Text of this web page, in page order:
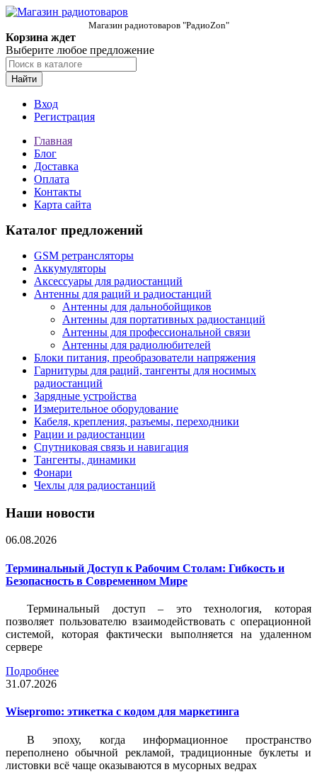
Магазин радиотоваров "РадиоZon"
Корзина ждет
Выберите любое предложение
Найти
Вход
Регистрация
Главная
Блог
Доставка
Оплата
Контакты
Карта сайта
Каталог предложений
GSM ретрансляторы
Аккумуляторы
Аксессуары для радиостанций
Антенны для раций и радиостанций
Антенны для дальнобойщиков
Антенны для портативных радиостанций
Антенны для профессиональной связи
Антенны для радиолюбителей
Блоки питания, преобразователи напряжения
Гарнитуры для раций, тангенты для носимых
радиостанций
Зарядные устройства
Измерительное оборудование
Кабеля, крепления, разъемы, переходники
Рации и радиостанции
Спутниковая связь и навигация
Тангенты, динамики
Фонари
Чехлы для радиостанций
Наши новости
06.08.2026
Терминальный Доступ к Рабочим Столам: Гибкость и
Безопасность в Современном Мире
Терминальный доступ – это технология, которая
позволяет пользователю взаимодействовать с операционной
системой, которая фактически выполняется на удаленном
сервере
Подробнее
31.07.2026
Wisepromo: этикетка c кодом для маркетинга
В эпоху, когда информационное пространство
переполнено обычной рекламой, традиционные буклеты и
листовки всё чаще оказываются в мусорных ведрах